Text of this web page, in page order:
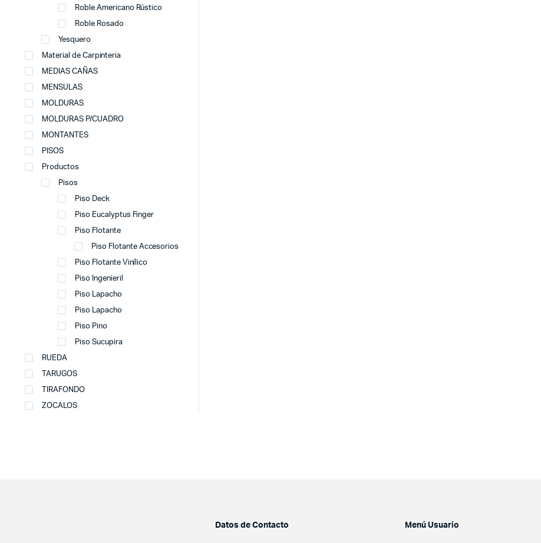
Roble Americano Rústico
Roble Rosado
Yesquero
Material de Carpinteria
MEDIAS CAÑAS
MENSULAS
MOLDURAS
MOLDURAS P/CUADRO
MONTANTES
PISOS
Productos
Pisos
Piso Deck
Piso Eucalyptus Finger
Piso Flotante
Piso Flotante Accesorios
Piso Flotante Vinílico
Piso Ingenieril
Piso Lapacho
Piso Lapacho
Piso Pino
Piso Sucupira
RUEDA
TARUGOS
TIRAFONDO
ZOCALOS
Datos de Contacto Menú Usuario